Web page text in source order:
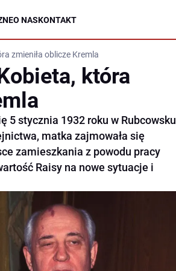
O NASKONTAKT
zmieniła oblicze Kremla
która
5 stycznia 1932 roku w Rubcowsku
matka zajmowała się
zamieszkania z powodu pracy
Raisy na nowe sytuacje i